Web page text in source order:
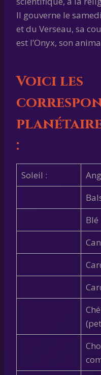
Il gouverne le
et du Verseau, sa
est l’Onyx, son
Voici les
:
Soleil :
Blé